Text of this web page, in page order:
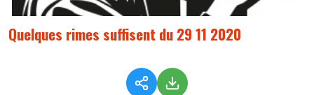
Quelques rimes suffisent du 29 11 2020